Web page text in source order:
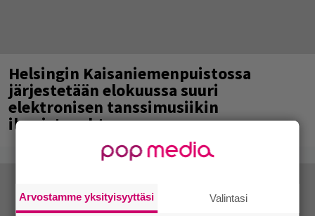
Helsingin Kaisaniemenpuistossa
järjestetään elokuussa suuri
elektronisen tanssimusiikin
ilmaistapahtuma
Arvostamme yksityisyyttäsi Valintasi